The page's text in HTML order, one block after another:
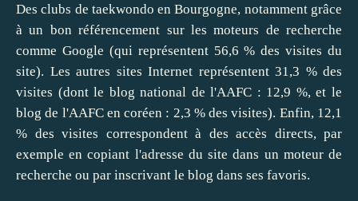
Des clubs de taekwondo en Bourgogne, notamment grâce
à un bon référencement sur les moteurs de recherche
comme Google (qui représentent 56,6 % des visites du
site). Les autres sites Internet représentent 31,3 % des
visites (dont le blog national de l'AAFC : 12,9 %, et le
blog de l'AAFC en coréen : 2,3 % des visites). Enfin, 12,1
% des visites correspondent à des accès directs, par
exemple en copiant l'adresse du site dans un moteur de
recherche ou par inscrivant le blog dans ses favoris.